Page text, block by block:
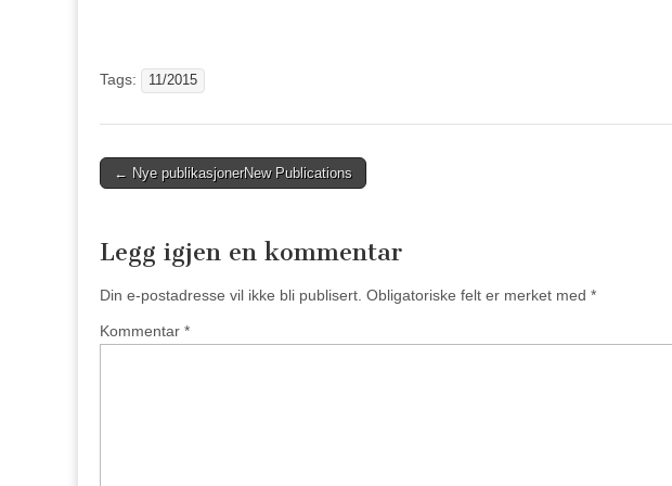
Tags: 11/2015
Post
← Nye publikasjonerNew Publications
Legg igjen en kommentar
Din e-postadresse vil ikke bli publisert. Obligatoriske felt er merket med *
Kommentar *